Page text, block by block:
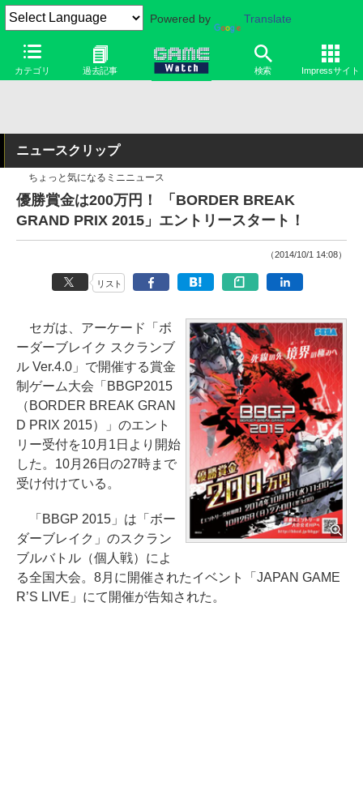
Powered by Translate
カテゴリ 過去記事 検索 Impressサイト
ニュースクリップ
ちょっと気になるミニニュース
優勝賞金は200万円！ 「BORDER BREAK
GRAND PRIX 2015」エントリースタート！
（2014/10/1 14:08）
リスト
セガは、アーケード「ボ
ーダーブレイク スクランブ
ル Ver.4.0」で開催する賞金
制ゲーム大会「BBGP2015
（BORDER BREAK GRAN
D PRIX 2015）」のエント
リー受付を10月1日より開始
した。10月26日の27時まで
受け付けている。
「BBGP 2015」は「ボー
ダーブレイク」のスクラン
ブルバトル（個人戦）によ
る全国大会。8月に開催されたイベント「JAPAN GAME
R’S LIVE」にて開催が告知された。